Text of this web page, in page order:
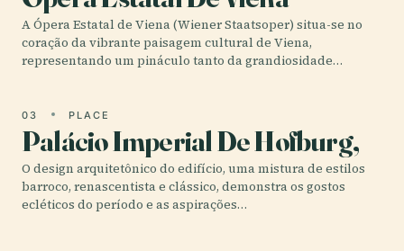
A Ópera Estatal de Viena (Wiener Staatsoper) situa-se no
coração da vibrante paisagem cultural de Viena,
representando um pináculo tanto da grandiosidade…
03 PLACE
Palácio Imperial De Hofburg,
O design arquitetônico do edifício, uma mistura de estilos
barroco, renascentista e clássico, demonstra os gostos
ecléticos do período e as aspirações…